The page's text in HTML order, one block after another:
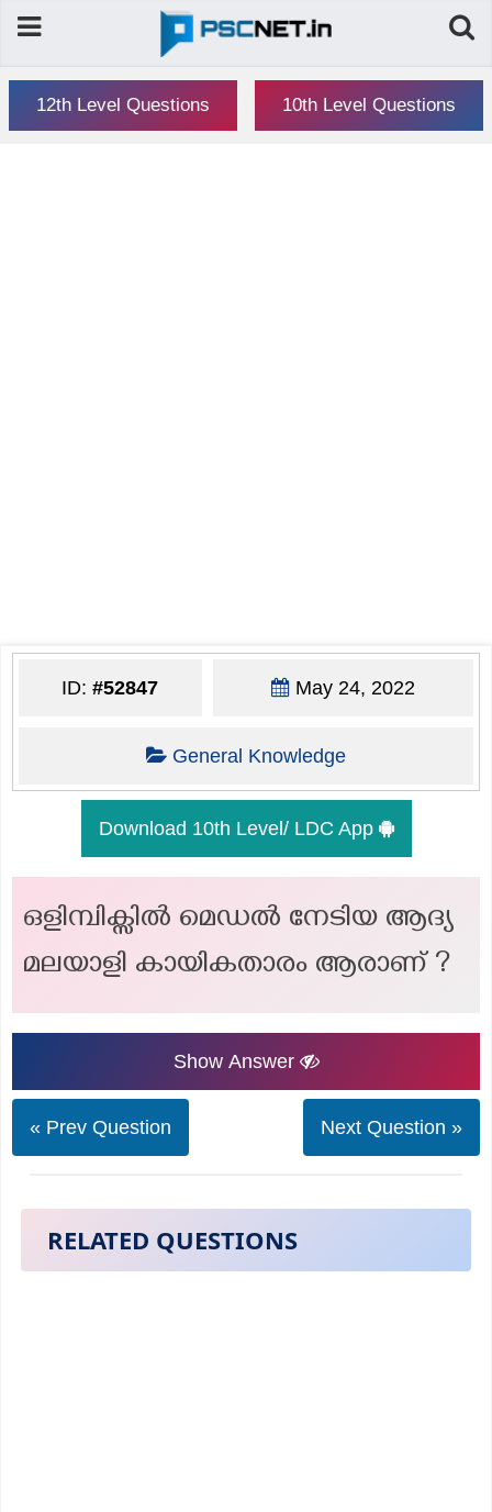
12th Level Questions 10th Level Questions
ID:#52847 May 24, 2022
General Knowledge
Download 10th Level/ LDC App
ഒളിമ്പിക്സിൽ മെഡൽ നേടിയ ആദ്യ
മലയാളി കായികതാരം ആരാണ് ?
Show Answer
« Prev Question Next Question »
RELATED QUESTIONS